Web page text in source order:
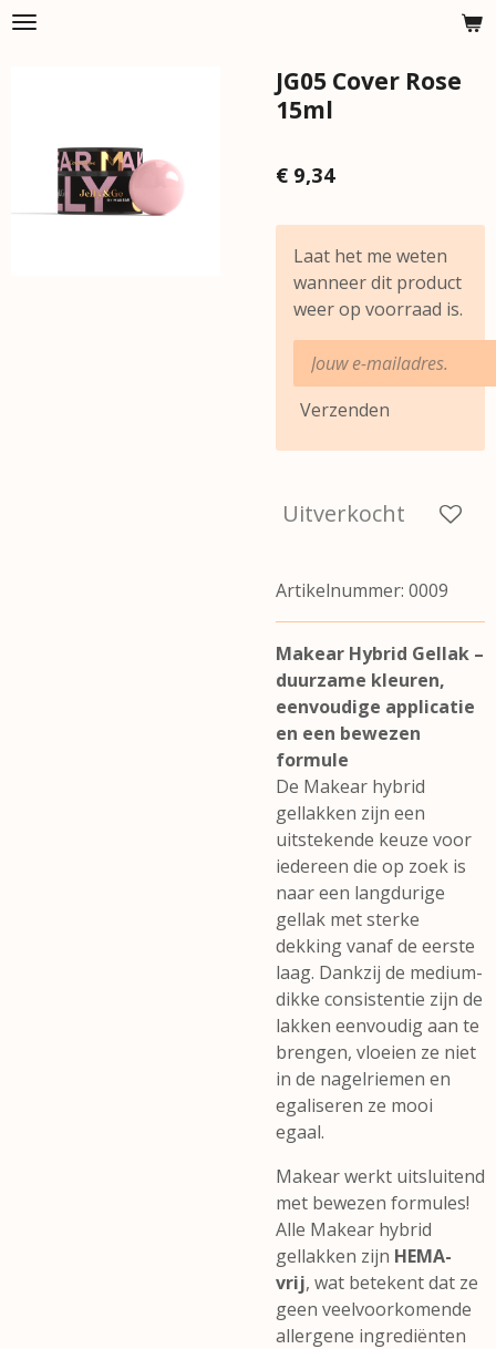
Ga
JG05 Cover Rose
15ml
€ 9,34
Laat het me weten
wanneer dit product
weer op voorraad is.
Verzenden
Uitverkocht
Artikelnummer: 0009
Makear Hybrid Gellak –
duurzame kleuren,
eenvoudige applicatie
en een bewezen
formule
De Makear hybrid
gellakken zijn een
uitstekende keuze voor
iedereen die op zoek is
naar een langdurige
gellak met sterke
dekking vanaf de eerste
laag. Dankzij de medium-
dikke consistentie zijn de
lakken eenvoudig aan te
brengen, vloeien ze niet
in de nagelriemen en
egaliseren ze mooi
egaal.
Makear werkt uitsluitend
met bewezen formules!
Alle Makear hybrid
gellakken zijn HEMA-
vrij, wat betekent dat ze
geen veelvoorkomende
allergene ingrediënten